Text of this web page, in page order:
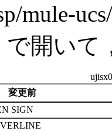
mule-
で開い
変更前
SIGN